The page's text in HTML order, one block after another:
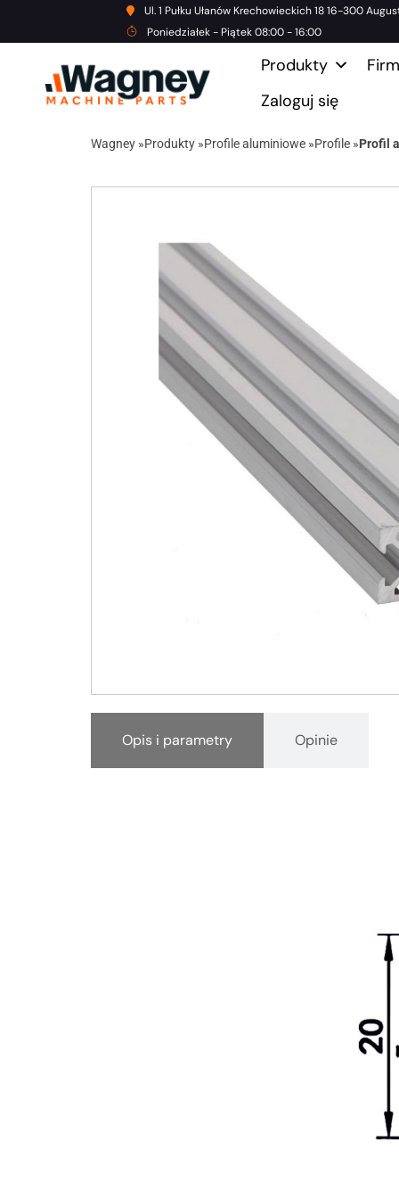
Ul. 1 Pułku Ułanów Krechowieckich 18 16-300
Poniedziałek - Piątek 08:00 - 16:00
Produkty
Zaloguj się
Wagney »Produkty »Profile aluminiowe »Profile »Profil
Opis i parametry Opinie